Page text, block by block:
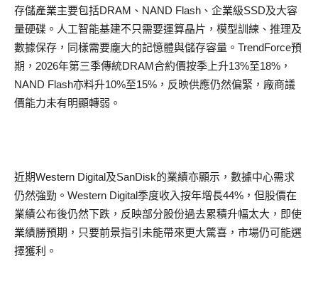
存儲產業主要包括DRAM、NAND Flash、企業級SSD及大容
量硬碟。人工智能基建不只需要運算晶片，模型訓練、推理及
數據保存，同樣需要龐大的記憶體與儲存容量。TrendForce預
期，2026年第三季傳統DRAM合約價按季上升13%至18%，
NAND Flash亦料升10%至15%，反映供應仍然偏緊，廠商議
價能力未有明顯轉弱。
近期Western Digital及SanDisk的業績亦顯示，數據中心需求
仍然強勁。Western Digital季度收入按年增長44%，但股價在
業績公布後仍然下跌，反映部分股份過去累積升幅太大，即使
業績勝預期，只要前景指引未能帶來更大驚喜，市場仍可能選
擇獲利。